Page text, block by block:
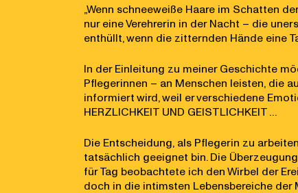
„Wenn schneeweiße Haare im Schatten
nur eine Verehrerin in der Nacht – die
enthüllt, wenn die zitternden Hände eine
In der Einleitung zu meiner Geschichte
Pflegerinnen – an Menschen leisten, die
informiert wird, weil er verschiedene
HERZLICHKEIT UND GEISTLICHKEIT …
Die Entscheidung, als Pflegerin zu
tatsächlich geeignet bin. Die
für Tag beobachtete ich den Wirbel der
doch in die intimsten Lebensbereiche der